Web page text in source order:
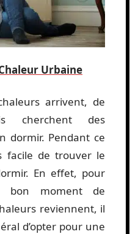
Urbaine
arrivent, de
cherchent des
dormir. Pendant ce
facile de trouver le
En effet, pour
bon moment de
reviennent, il
d’opter pour une